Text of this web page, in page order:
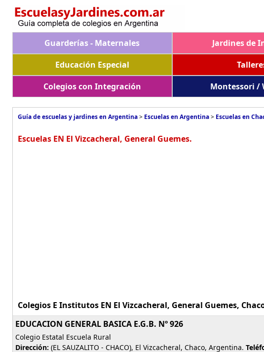
Guarderías - Maternales Jardines de
Educación Especial
Colegios con Integración
Montessori /
Guía de escuelas y jardines en Argentina> Escuelas en Argentina> Escuelas en
Escuelas EN El Vizcacheral, General Guemes.
Colegios E Institutos EN El Vizcacheral, General Guemes,
EDUCACION GENERAL BASICA E.G.B. Nº 926
Colegio Estatal Escuela Rural
Dirección: (EL SAUZALITO - CHACO), El Vizcacheral, Chaco, Argentina.